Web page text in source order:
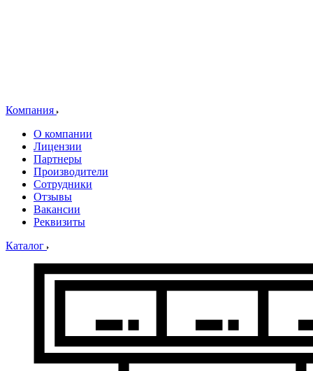
Компания
О компании
Лицензии
Партнеры
Производители
Сотрудники
Отзывы
Вакансии
Реквизиты
Каталог